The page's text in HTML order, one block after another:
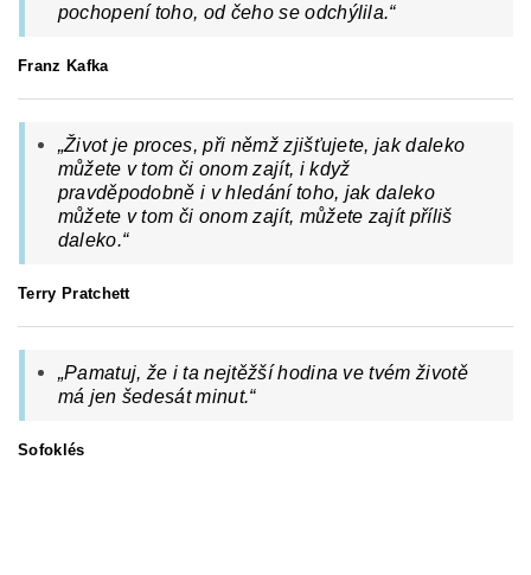
pochopení toho, od čeho se odchýlila.“
Franz Kafka
„Život je proces, při němž zjišťujete, jak daleko
můžete v tom či onom zajít, i když
pravděpodobně i v hledání toho, jak daleko
můžete v tom či onom zajít, můžete zajít příliš
daleko.“
Terry Pratchett
„Pamatuj, že i ta nejtěžší hodina ve tvém životě
má jen šedesát minut.“
Sofoklés